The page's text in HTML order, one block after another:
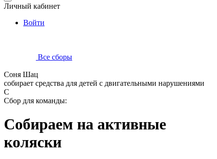
Личный кабинет
Войти
Все сборы
Соня Шац
собирает средства для детей с двигательными нарушениями
С
Сбор для команды:
Собираем на активные
коляски